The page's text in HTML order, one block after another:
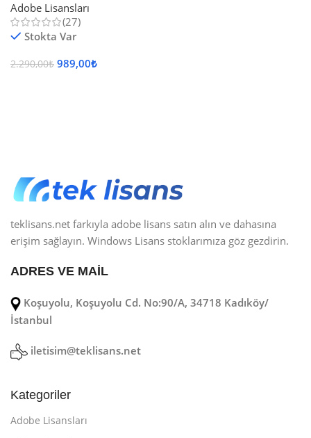
Adobe Lisansları
(27)
Stokta Var
2.290,00₺ 989,00₺
teklisans.net farkıyla adobe lisans satın alın ve dahasına
erişim sağlayın. Windows Lisans stoklarımıza göz gezdirin.
ADRES VE MAİL
Koşuyolu, Koşuyolu Cd. No:90/A, 34718 Kadıköy/
İstanbul
iletisim@teklisans.net
Kategoriler
Adobe Lisansları